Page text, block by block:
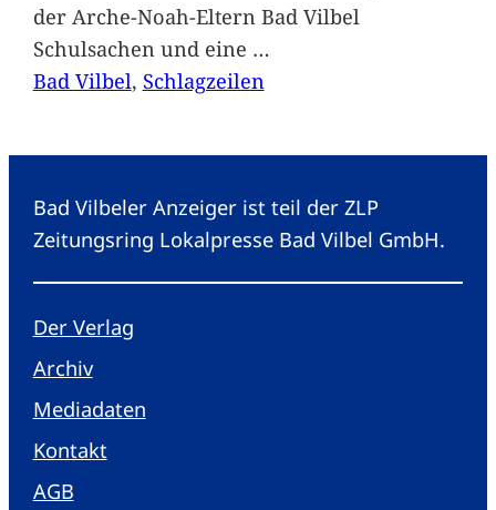
der Arche-Noah-Eltern Bad Vilbel
Schulsachen und eine …
Bad Vilbel, Schlagzeilen
Bad Vilbeler Anzeiger ist teil der ZLP
Zeitungsring Lokalpresse Bad Vilbel GmbH.
Der Verlag
Archiv
Mediadaten
Kontakt
AGB